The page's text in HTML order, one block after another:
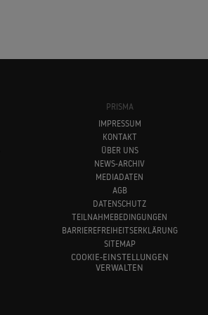
PRISMA
IMPRESSUM
KONTAKT
ÜBER UNS
NEWS-ARCHIV
MEDIADATEN
AGB
DATENSCHUTZ
TEILNAHMEBEDINGUNGEN
BARRIEREFREIHEITSERKLÄRUNG
SITEMAP
COOKIE-EINSTELLUNGEN
VERWALTEN